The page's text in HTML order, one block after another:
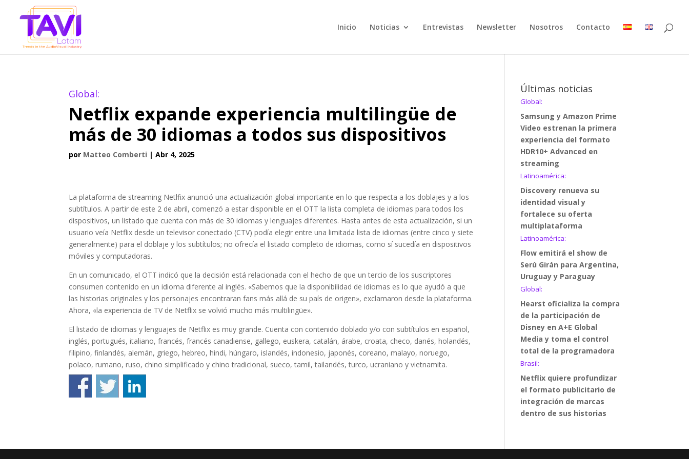
Inicio Noticias Entrevistas Newsletter Nosotros Contacto
Global:
Netflix expande experiencia multilingüe de
más de 30 idiomas a todos sus dispositivos
por Matteo Comberti |Abr 4, 2025
La plataforma de streaming Netlfix anunció una actualización global importante en lo que respecta a los doblajes y a los
subtítulos. A partir de este 2 de abril, comenzó a estar disponible en el OTT la lista completa de idiomas para todos los
dispositivos, un listado que cuenta con más de 30 idiomas y lenguajes diferentes. Hasta antes de esta actualización, si un
usuario veía Netflix desde un televisor conectado (CTV) podía elegir entre una limitada lista de idiomas (entre cinco y siete
generalmente) para el doblaje y los subtítulos; no ofrecía el listado completo de idiomas, como sí sucedía en dispositivos
móviles y computadoras.
En un comunicado, el OTT indicó que la decisión está relacionada con el hecho de que un tercio de los suscriptores
consumen contenido en un idioma diferente al inglés. «Sabemos que la disponibilidad de idiomas es lo que ayudó a que
las historias originales y los personajes encontraran fans más allá de su país de origen», exclamaron desde la plataforma.
Ahora, «la experiencia de TV de Netflix se volvió mucho más multilingüe».
El listado de idiomas y lenguajes de Netflix es muy grande. Cuenta con contenido doblado y/o con subtítulos en español,
inglés, portugués, italiano, francés, francés canadiense, gallego, euskera, catalán, árabe, croata, checo, danés, holandés,
filipino, finlandés, alemán, griego, hebreo, hindi, húngaro, islandés, indonesio, japonés, coreano, malayo, noruego,
polaco, rumano, ruso, chino simplificado y chino tradicional, sueco, tamil, tailandés, turco, ucraniano y vietnamita.
Últimas noticias
Global:
Samsung y Amazon Prime
Video estrenan la primera
experiencia del formato
HDR10+ Advanced en
streaming
Latinoamérica:
Discovery renueva su
identidad visual y
fortalece su oferta
multiplataforma
Latinoamérica:
Flow emitirá el show de
Serú Girán para Argentina,
Uruguay y Paraguay
Global:
Hearst oficializa la compra
de la participación de
Disney en A+E Global
Media y toma el control
total de la programadora
Brasil:
Netflix quiere profundizar
el formato publicitario de
integración de marcas
dentro de sus historias